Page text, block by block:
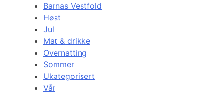
Barnas Vestfold
Høst
Jul
Mat & drikke
Overnatting
Sommer
Ukategorisert
Vår